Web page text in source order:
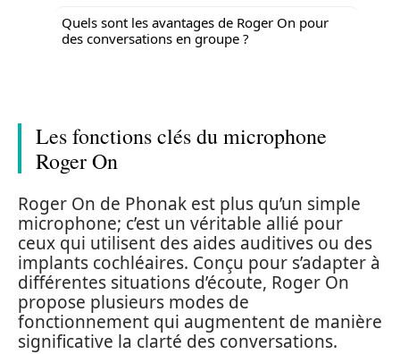
Quels sont les avantages de Roger On pour
des conversations en groupe ?
Les fonctions clés du microphone
Roger On
Roger On de Phonak est plus qu’un simple
microphone; c’est un véritable allié pour
ceux qui utilisent des aides auditives ou des
implants cochléaires. Conçu pour s’adapter à
différentes situations d’écoute, Roger On
propose plusieurs modes de
fonctionnement qui augmentent de manière
significative la clarté des conversations.